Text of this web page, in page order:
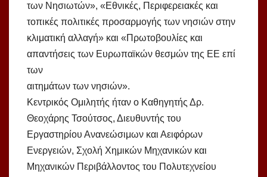
των Νησιωτών», «Εθνικές, Περιφερειακές και
τοπικές πολιτικές προσαρμογής των νησιών στην
κλιματική αλλαγή» και «Πρωτοβουλίες και
απαντήσεις των Ευρωπαϊκών θεσμών της ΕΕ επί
των
αιτημάτων των νησιών».
Κεντρικός Ομιλητής ήταν ο Καθηγητής Δρ.
Θεοχάρης Τσούτσος, Διευθυντής του
Εργαστηρίου Ανανεώσιμων και Αειφόρων
Ενεργειών, Σχολή Χημικών Μηχανικών και
Μηχανικών Περιβάλλοντος του Πολυτεχνείου